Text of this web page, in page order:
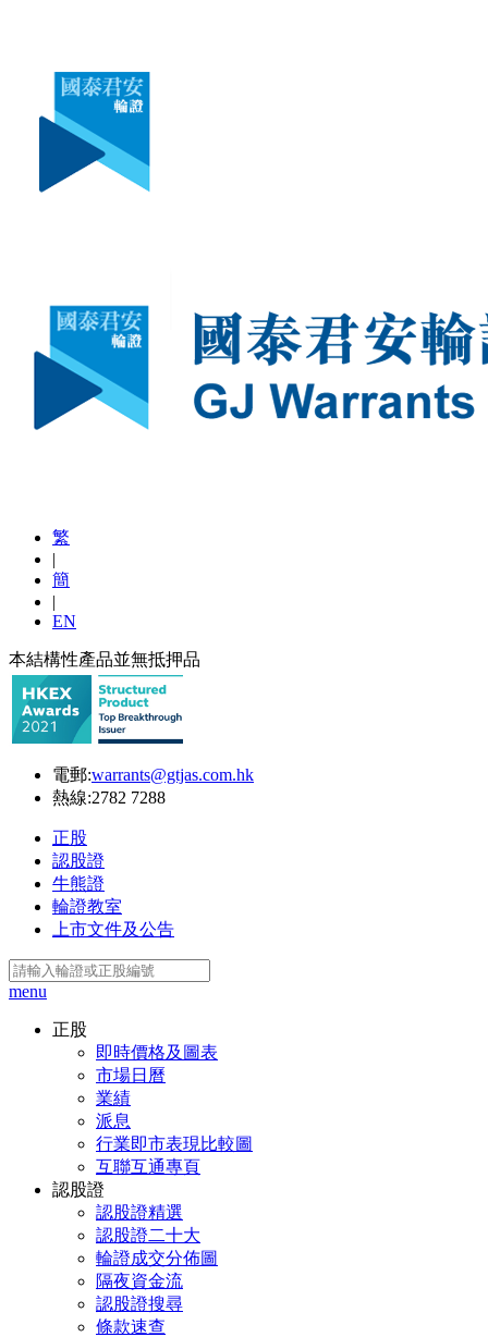
繁
|
簡
|
EN
本結構性產品並無抵押品
電郵:warrants@gtjas.com.hk
熱線:2782 7288
正股
認股證
牛熊證
輪證教室
上市文件及公告
menu
正股
即時價格及圖表
市場日曆
業績
派息
行業即市表現比較圖
互聯互通專頁
認股證
認股證精選
認股證二十大
輪證成交分佈圖
隔夜資金流
認股證搜尋
條款速查